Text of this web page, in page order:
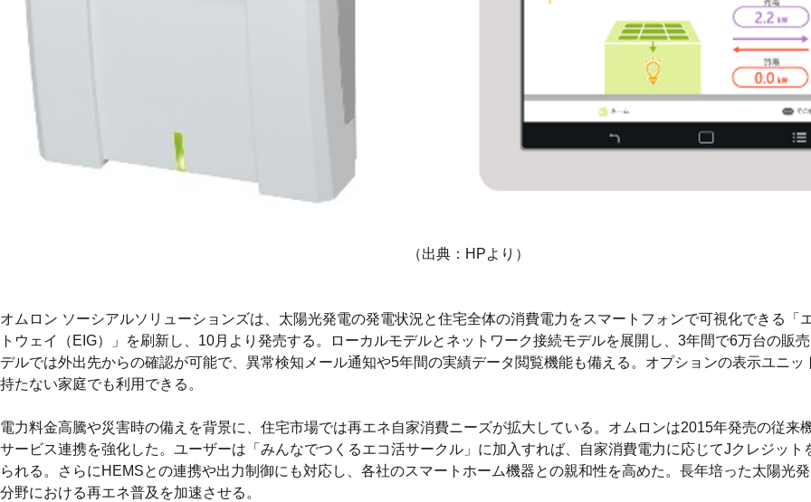
（出典：HPより）
オムロン ソーシアルソリューションズは、太陽光発電の発電状況と住宅全体の消費電力をスマートフォンで可視化できる「
トウェイ（EIG）」を刷新し、10月より発売する。ローカルモデルとネットワーク接続モデルを展開し、3年間で6万台の販
デルでは外出先からの確認が可能で、異常検知メール通知や5年間の実績データ閲覧機能も備える。オプションの表示ユニ
持たない家庭でも利用できる。
電力料金高騰や災害時の備えを背景に、住宅市場では再エネ自家消費ニーズが拡大している。オムロンは2015年発売の従来
サービス連携を強化した。ユーザーは「みんなでつくるエコ活サークル」に加入すれば、自家消費電力に応じてJクレジット
られる。さらにHEMSとの連携や出力制御にも対応し、各社のスマートホーム機器との親和性を高めた。長年培った太陽光
分野における再エネ普及を加速させる。